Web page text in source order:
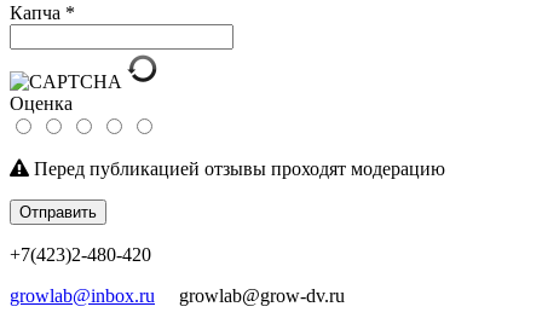
Капча *
Оценка
Перед публикацией отзывы проходят модерацию
Отправить
+7(423)2-480-420
growlab@inbox.ru growlab@grow-dv.ru